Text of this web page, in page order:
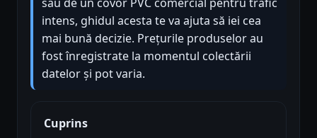
intens, ghidul acesta te va ajuta să iei cea
mai bună decizie. Prețurile produselor au
fost înregistrate la momentul colectării
datelor și pot varia.
Cuprins